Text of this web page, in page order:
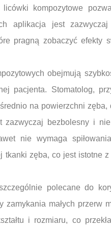
licówki kompozytowe
aplikacja jest
pragną zobaczyć efekty
obejmują
pacjenta. Stomatolog,
na powierzchni
zazwyczaj bezbolesny i
nie wymaga
tkanki zęba, co jest istotne
polecane do
zamykania małych przerw
i rozmiaru, co